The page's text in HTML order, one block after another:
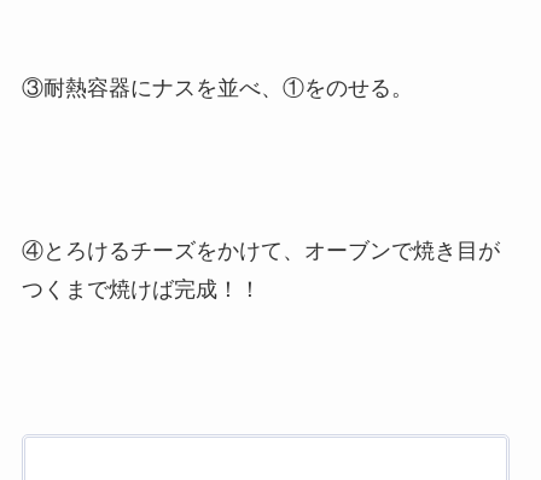
③耐熱容器にナスを並べ、①をのせる。
④とろけるチーズをかけて、オーブンで焼き目が
つくまで焼けば完成！！